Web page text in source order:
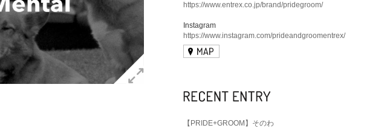
https://www.entrex.co.jp/brand/pridegroom/
Instagram
https://www.instagram.com/prideandgroomentrex/
【PRIDE+GROOM】そのわ